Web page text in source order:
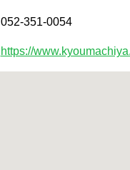
052-351-0054
https://